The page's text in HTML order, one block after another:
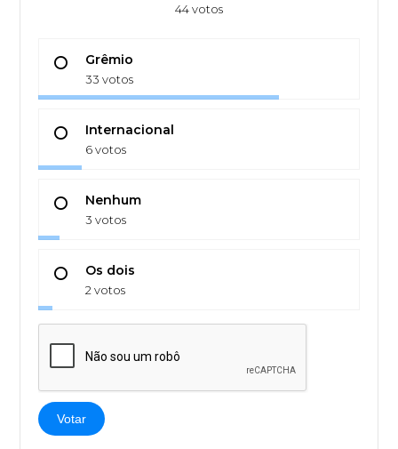
44 votos
Grêmio
33 votos
Internacional
6 votos
Nenhum
3 votos
Os dois
2 votos
Votar